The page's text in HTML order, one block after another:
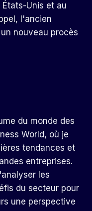
États-Unis et au
l'ancien
nouveau procès
du monde des
World, où je
tendances et
entreprises.
les
du secteur pour
une perspective